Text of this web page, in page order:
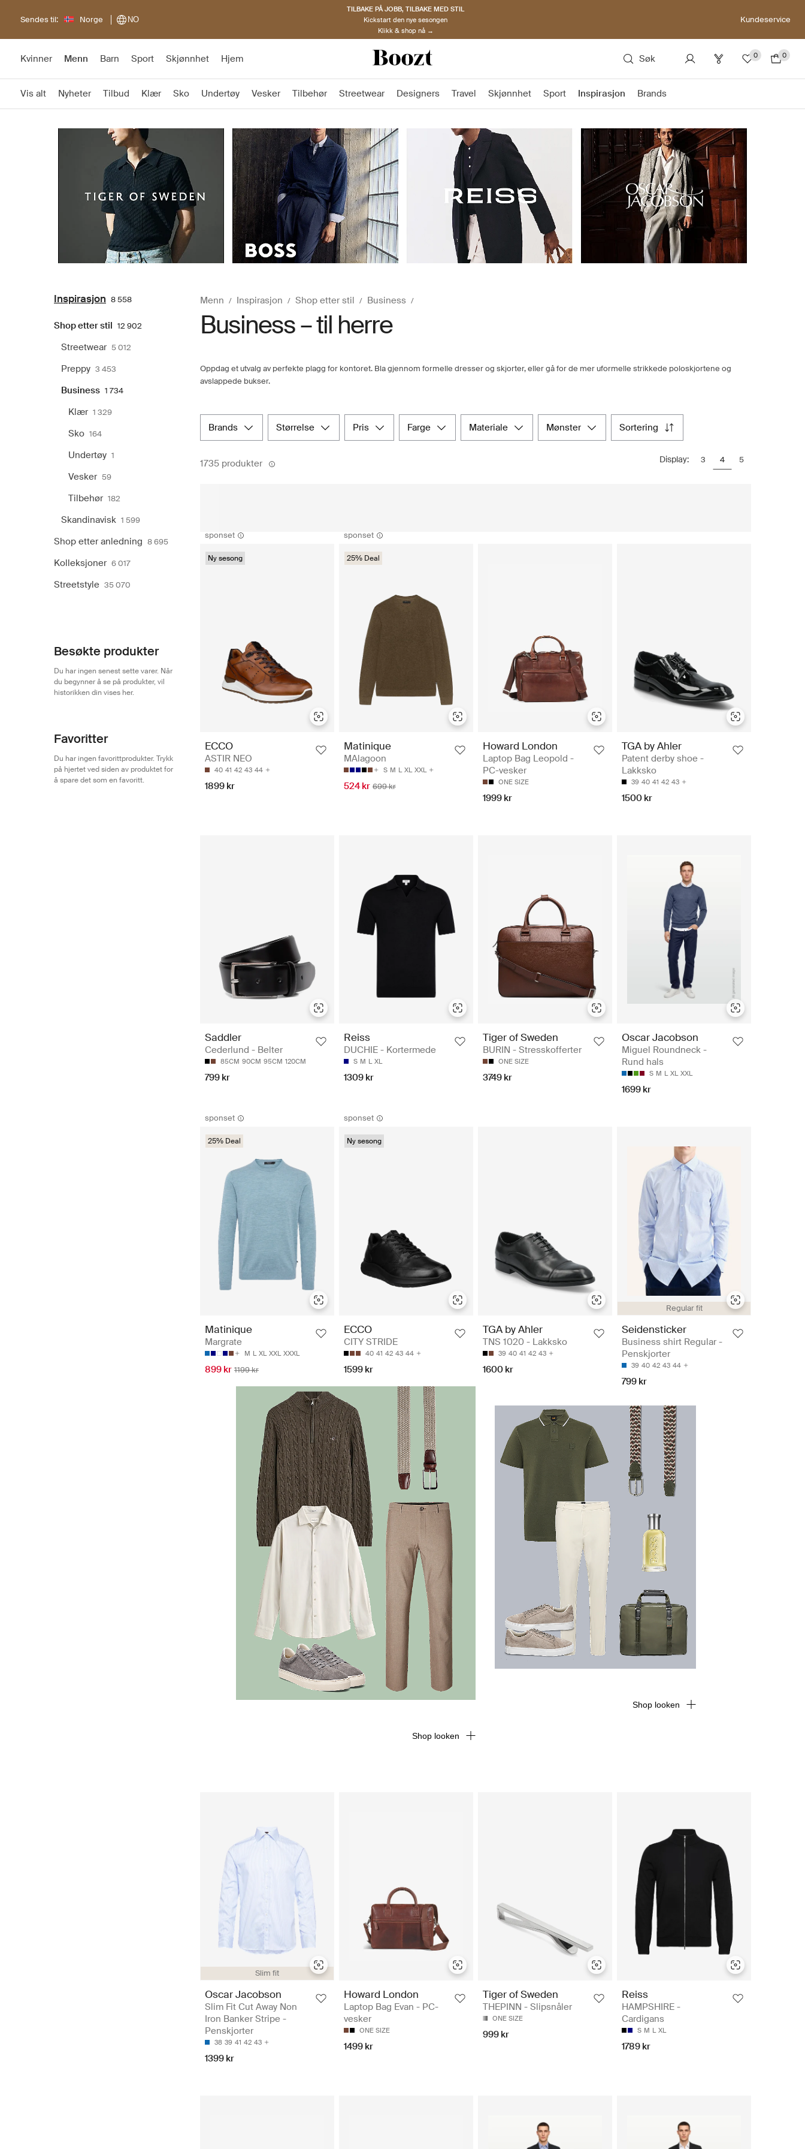
Sendes til: Norge NO
TILBAKE PÅ JOBB, TILBAKE MED STIL
Kickstart den nye sesongen
Klikk & shop nå →
Kundeservice
Kvinner Menn Barn Sport Skjønnhet Hjem Søk 0 0
Vis alt Nyheter Tilbud Klær Sko Undertøy Vesker Tilbehør Streetwear Designers Travel Skjønnhet Sport Inspirasjon Brands
Inspirasjon 8 558
Shop etter stil 12 902
Streetwear 5 012
Preppy 3 453
Business 1 734
Klær 1 329
Sko 164
Undertøy 1
Vesker 59
Tilbehør 182
Skandinavisk 1 599
Shop etter anledning 8 695
Kolleksjoner 6 017
Streetstyle 35 070
Besøkte produkter
Du har ingen senest sette varer. Når
du begynner å se på produkter, vil
historikken din vises her.
Favoritter
Du har ingen favorittprodukter. Trykk
på hjertet ved siden av produktet for
å spare det som en favoritt.
Menn Inspirasjon Shop etter stil Business
Business – til herre
Oppdag et utvalg av perfekte plagg for kontoret. Bla gjennom formelle dresser og skjorter, eller gå for de mer uformelle strikkede poloskjortene og
avslappede bukser.
brands størrelse pris farge materiale mønster sortering
1735 produkter Display: 3 4 5
sponset
Ny sesong
ECCO
ASTIR NEO
40 41 42 43 44
1899 kr
sponset
25% Deal
Matinique
MAlagoon
S M L XL XXL
524 kr 699 kr
Howard London
Laptop Bag Leopold -
PC-vesker
ONE SIZE
1999 kr
TGA by Ahler
Patent derby shoe -
Lakksko
39 40 41 42 43
1500 kr
Saddler
Cederlund - Belter
85CM 90CM 95CM 120CM
799 kr
Reiss
DUCHIE - Kortermede
S M L XL
1309 kr
Tiger of Sweden
BURIN - Stresskofferter
ONE SIZE
3749 kr
Oscar Jacobson
Miguel Roundneck -
Rund hals
S M L XL XXL
1699 kr
sponset
25% Deal
Matinique
Margrate
M L XL XXL XXXL
899 kr 1199 kr
sponset
Ny sesong
ECCO
CITY STRIDE
40 41 42 43 44
1599 kr
TGA by Ahler
TNS 1020 - Lakksko
39 40 41 42 43
1600 kr
Regular fit
Seidensticker
Business shirt Regular -
Penskjorter
39 40 42 43 44
799 kr
Slim fit
Oscar Jacobson
Slim Fit Cut Away Non
Iron Banker Stripe -
Penskjorter
38 39 41 42 43
1399 kr
Howard London
Laptop Bag Evan - PC-
vesker
ONE SIZE
1499 kr
Tiger of Sweden
THEPINN - Slipsnåler
ONE SIZE
999 kr
Reiss
HAMPSHIRE -
Cardigans
S M L XL
1789 kr
Shop looken
Shop looken